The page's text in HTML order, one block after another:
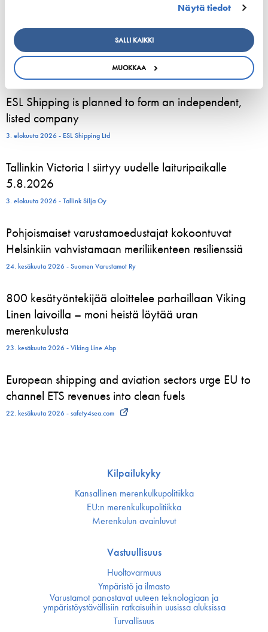
Näytä tiedot
SALLI KAIKKI
MUOKKAA
ESL Shipping is planned to form an independent,
listed company
3. elokuuta 2026 - ESL Shipping Ltd
Tallinkin Victoria I siirtyy uudelle laituripaikalle
5.8.2026
3. elokuuta 2026 - Tallink Silja Oy
Pohjoismaiset varustamoedustajat kokoontuvat
Helsinkiin vahvistamaan meriliikenteen resilienssiä
24. kesäkuuta 2026 - Suomen Varustamot Ry
800 kesätyöntekijää aloittelee parhaillaan Viking
Linen laivoilla – moni heistä löytää uran
merenkulusta
23. kesäkuuta 2026 - Viking Line Abp
European shipping and aviation sectors urge EU to
channel ETS revenues into clean fuels
22. kesäkuuta 2026 - safety4sea.com
Kilpailukyky
Kansallinen merenkulku­politiikka
EU:n merenkulku­politiikka
Merenkulun avainluvut
Vastuullisuus
Huoltovarmuus
Ympäristö ja ilmasto
Varustamot panostavat uuteen teknologiaan ja
ympäristöystävällisiin ratkaisuihin uusissa aluksissa
Turvallisuus